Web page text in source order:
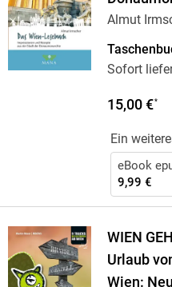
Almut
Sofort
15,00 €*
Ein
eBook
9,99 €
WIEN
Urlaub
Wien: